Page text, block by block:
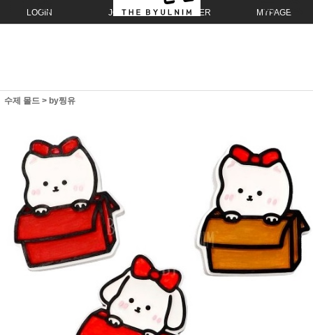
LOGIN JOIN ORDER MYPAGE
수제 몰드 > by찡유